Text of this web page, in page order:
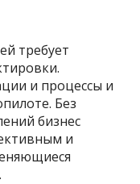
требует
и процессы и
Без
бизнес
и